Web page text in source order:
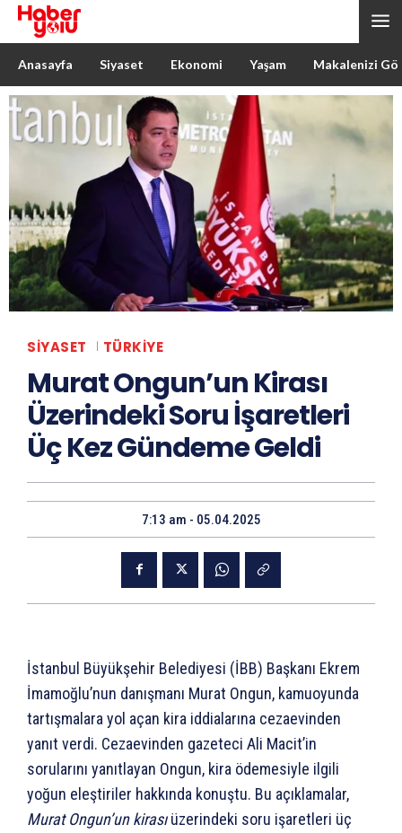
Anasayfa Siyaset Ekonomi Yaşam Makalenizi
SIYASET TÜRKIYE
Murat Ongun’un Kirası
Üzerindeki Soru İşaretleri
Üç Kez Gündeme Geldi
7:13 am - 05.04.2025
İstanbul Büyükşehir Belediyesi (İBB) Başkanı Ekrem
İmamoğlu’nun danışmanı Murat Ongun, kamuoyunda
tartışmalara yol açan kira iddialarına cezaevinden
yanıt verdi. Cezaevinden gazeteci Ali Macit’in
sorularını yanıtlayan Ongun, kira ödemesiyle ilgili
yoğun eleştiriler hakkında konuştu. Bu açıklamalar,
Murat Ongun’un kirasıüzerindeki soru işaretleri üç